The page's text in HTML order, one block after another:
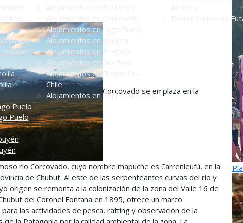
Puelo
Puelo
Hoyo
Alojamientos en Lago Puelo
Alojamientos en Epuyén
Alojamientos en El Hoyo
Alojamientos en Río Pico
Alojamientos en Futaleufú -
Chile
Alojamientos en PN Los Alerces
Dónde comer en
Corcovado se emplaza en la
río Corcovado, cuyo nombre mapuche es Carrenleufú, en la
de Chubut. Al este de las serpenteantes curvas del río y
origen se remonta a la colonización de la zona del Valle 16 de
del Coronel Fontana en 1895, ofrece un marco
las actividades de pesca, rafting y observación de la
la Patagonia por la calidad ambiental de la zona. La